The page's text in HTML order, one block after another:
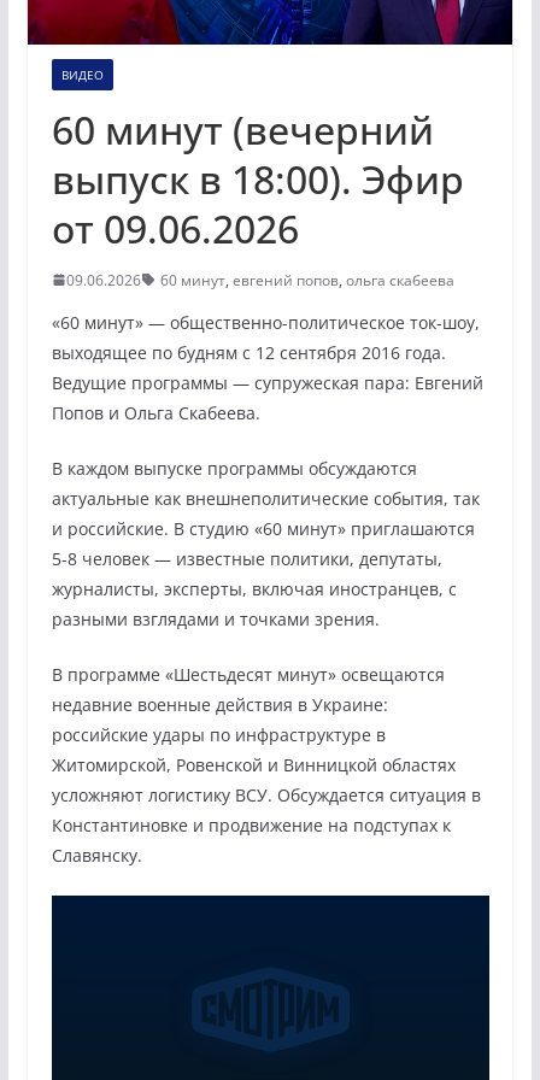
ВИДЕО
60 минут (вечерний
выпуск в 18:00). Эфир
от 09.06.2026
09.06.2026 60 минут, евгений попов, ольга скабеева
«60 минут» — общественно-политическое ток-шоу,
выходящее по будням с 12 сентября 2016 года.
Ведущие программы — супружеская пара: Евгений
Попов и Ольга Скабеева.
В каждом выпуске программы обсуждаются
актуальные как внешнеполитические события, так
и российские. В студию «60 минут» приглашаются
5-8 человек — известные политики, депутаты,
журналисты, эксперты, включая иностранцев, с
разными взглядами и точками зрения.
В программе «Шестьдесят минут» освещаются
недавние военные действия в Украине:
российские удары по инфраструктуре в
Житомирской, Ровенской и Винницкой областях
усложняют логистику ВСУ. Обсуждается ситуация в
Константиновке и продвижение на подступах к
Славянску.